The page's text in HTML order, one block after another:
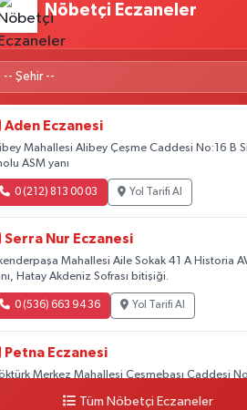
Nöbetçi Eczaneler
Aden Eczanesi
Mahallesi Alibey Çeşme Caddesi No:16 B
ASM yanı
0 (212) 813 00 03 Yol Tarifi Al
Serra Nur Eczanesi
Mahallesi Aile Sokak 41 A Historia
Hatay Akdeniz Sofrası bitişiği.
0 (536) 663 94 36 Yol Tarifi Al
Petna Eczanesi
Merkez Mahallesi Çeşmebaşı Caddesi
0 (212) 360 18 23 Yol Tarifi Al
Tüm Nöbetçi Eczaneler